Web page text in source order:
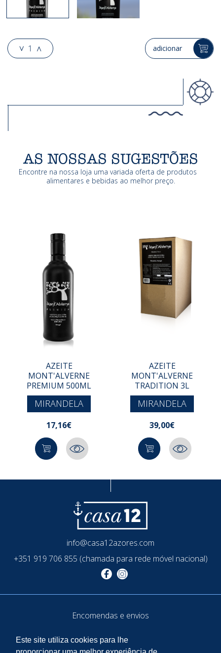
Este site utiliza cookies para lhe
1 adicionar
AS NOSSAS SUGESTÕES
Encontre na nossa loja uma variada oferta de produtos
alimentares e bebidas ao melhor preço.
AZEITE
MONT'ALVERNE
PREMIUM 500ML
MIRANDELA
17,16€
AZEITE
MONT'ALVERNE
TRADITION 3L
MIRANDELA
39,00€
info@casa12azores.com
+351 919 706 855 (chamada para rede móvel nacional)
Encomendas e envios
Política de privacidade